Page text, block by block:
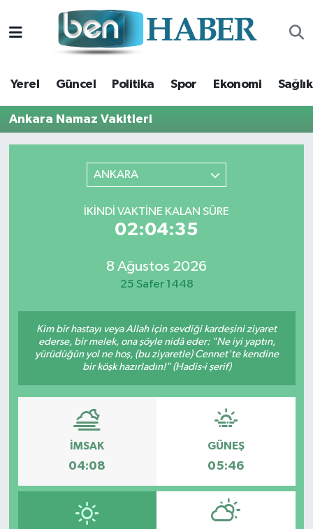
Yerel Güncel Politika Spor Ekonomi Sağlık
Ankara Namaz Vakitleri
ANKARA
İKINDI VAKTINE KALAN SÜRE
02:04:34
8 Ağustos 2026
25 Safer 1448
Kim bir hastayı veya Allah için sevdiği kardeşini ziyaret
ederse, bir melek, ona şöyle nidâ eder: "Ne iyi yaptın,
yürüdüğün yol ne hoş, (bu ziyaretle) Cennet'te kendine
bir köşk hazırladın!" (Hadis-i şerif)
İMSAK
04:08
GÜNEŞ
05:46
Yerel
Güncel
Politika
Resmi Reklam
Röportajlar
Hava Durumu
Trafik Durumu
Süper Lig Puan Durumu ve Fikstür